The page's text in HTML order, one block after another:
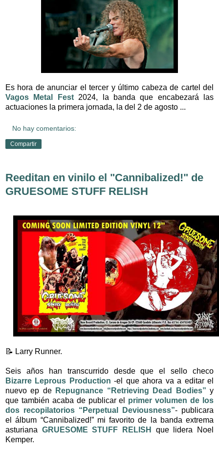
Es hora de anunciar el tercer y último cabeza de cartel del
Vagos Metal Fest2024, la banda que encabezará las
actuaciones la primera jornada, la del 2 de agosto ...
No hay comentarios:
Compartir
Reeditan en vinilo el "Cannibalized!" de
GRUESOME STUFF RELISH
📝 Larry Runner.
Seis años han transcurrido desde que el sello checo
Bizarre Leprous Production -el que ahora va a editar el
nuevo ep de Repugnance “Retrieving Dead Bodies” y
que también acaba de publicar el primer volumen de los
dos recopilatorios “Perpetual Deviousness”- publicara
el álbum “Cannibalized!” mi favorito de la banda extrema
asturiana GRUESOME STUFF RELISH
que lidera Noel
Kemper.